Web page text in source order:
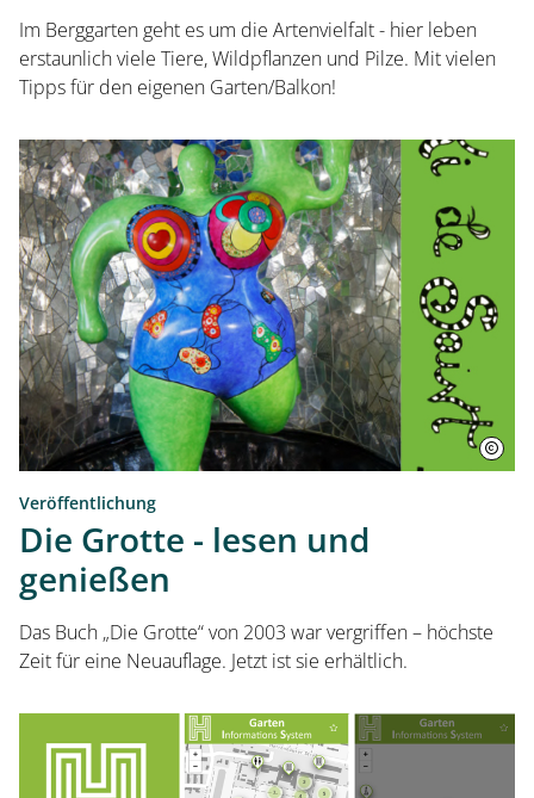
Im Berggarten geht es um die Artenvielfalt - hier leben
erstaunlich viele Tiere, Wildpflanzen und Pilze. Mit vielen
Tipps für den eigenen Garten/Balkon!
Veröffentlichung
Die Grotte - lesen und
genießen
Das Buch „Die Grotte“ von 2003 war vergriffen – höchste
Zeit für eine Neuauflage. Jetzt ist sie erhältlich.